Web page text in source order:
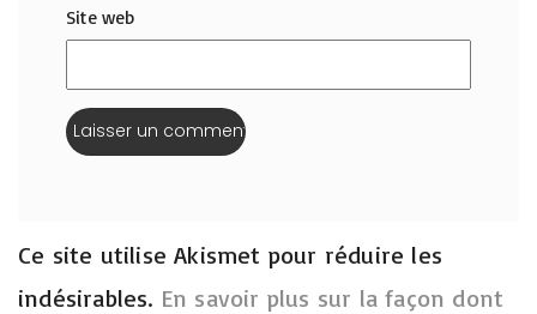
Site web
Ce site utilise Akismet pour réduire les
indésirables. En savoir plus sur la façon dont